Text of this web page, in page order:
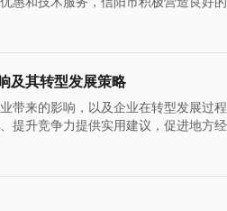
及其转型发展策略
带来的影响，以及企业在转型发展过
提升竞争力提供实用建议，促进地方